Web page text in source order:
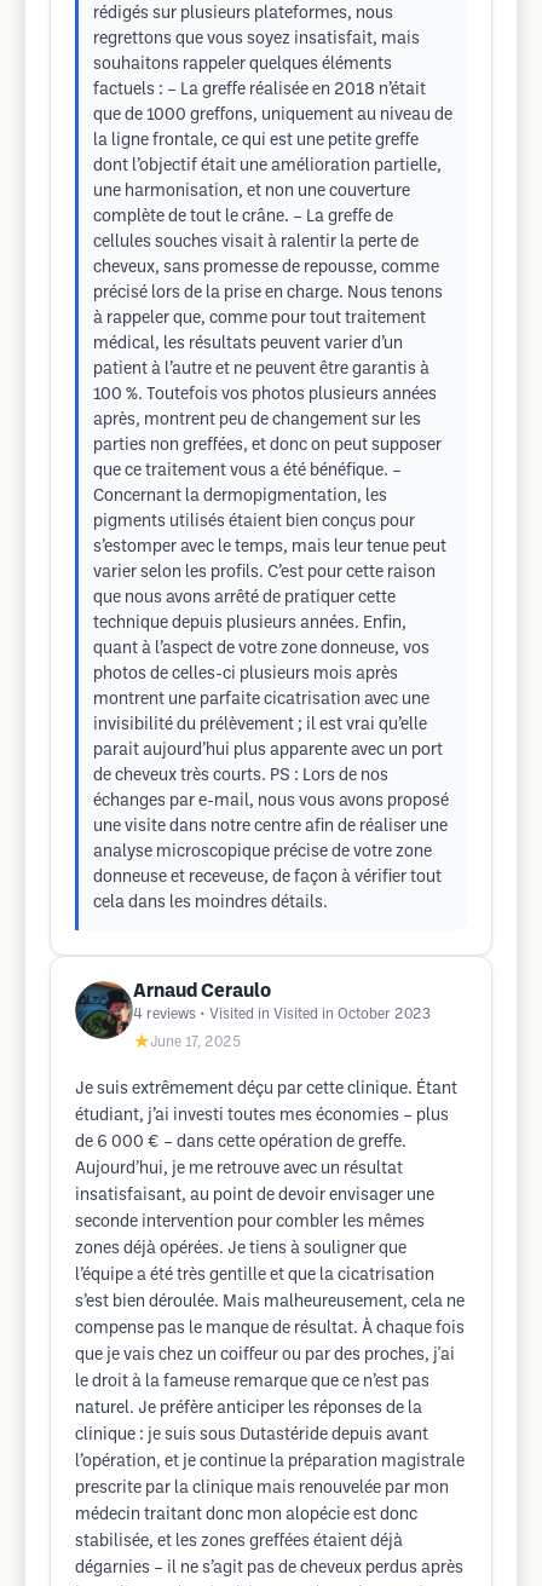
rédigés sur plusieurs plateformes, nous
regrettons que vous soyez insatisfait, mais
souhaitons rappeler quelques éléments
factuels : – La greffe réalisée en 2018 n’était
que de 1000 greffons, uniquement au niveau de
la ligne frontale, ce qui est une petite greffe
dont l’objectif était une amélioration partielle,
une harmonisation, et non une couverture
complète de tout le crâne. – La greffe de
cellules souches visait à ralentir la perte de
cheveux, sans promesse de repousse, comme
précisé lors de la prise en charge. Nous tenons
à rappeler que, comme pour tout traitement
médical, les résultats peuvent varier d’un
patient à l’autre et ne peuvent être garantis à
100 %. Toutefois vos photos plusieurs années
après, montrent peu de changement sur les
parties non greffées, et donc on peut supposer
que ce traitement vous a été bénéfique. –
Concernant la dermopigmentation, les
pigments utilisés étaient bien conçus pour
s’estomper avec le temps, mais leur tenue peut
varier selon les profils. C’est pour cette raison
que nous avons arrêté de pratiquer cette
technique depuis plusieurs années. Enfin,
quant à l’aspect de votre zone donneuse, vos
photos de celles-ci plusieurs mois après
montrent une parfaite cicatrisation avec une
invisibilité du prélèvement ; il est vrai qu’elle
parait aujourd’hui plus apparente avec un port
de cheveux très courts. PS : Lors de nos
échanges par e-mail, nous vous avons proposé
une visite dans notre centre afin de réaliser une
analyse microscopique précise de votre zone
donneuse et receveuse, de façon à vérifier tout
cela dans les moindres détails.
Arnaud Ceraulo
4 reviews • Visited in Visited in October 2023
★June 17, 2025
Je suis extrêmement déçu par cette clinique. Étant
étudiant, j’ai investi toutes mes économies – plus
de 6 000 € – dans cette opération de greffe.
Aujourd’hui, je me retrouve avec un résultat
insatisfaisant, au point de devoir envisager une
seconde intervention pour combler les mêmes
zones déjà opérées. Je tiens à souligner que
l’équipe a été très gentille et que la cicatrisation
s’est bien déroulée. Mais malheureusement, cela ne
compense pas le manque de résultat. À chaque fois
que je vais chez un coiffeur ou par des proches, j'ai
le droit à la fameuse remarque que ce n’est pas
naturel. Je préfère anticiper les réponses de la
clinique : je suis sous Dutastéride depuis avant
l’opération, et je continue la préparation magistrale
prescrite par la clinique mais renouvelée par mon
médecin traitant donc mon alopécie est donc
stabilisée, et les zones greffées étaient déjà
dégarnies – il ne s’agit pas de cheveux perdus après